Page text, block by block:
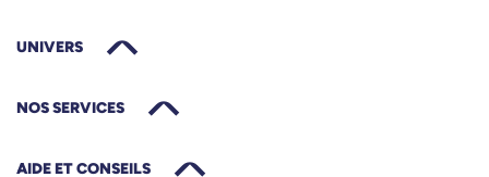
UNIVERS
NOS SERVICES
AIDE ET CONSEILS